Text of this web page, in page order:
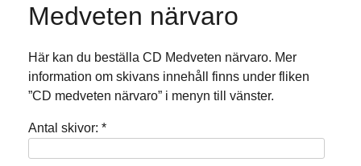
Medveten närvaro
Här kan du beställa CD Medveten närvaro. Mer
information om skivans innehåll finns under fliken
”CD medveten närvaro” i menyn till vänster.
Antal skivor: *